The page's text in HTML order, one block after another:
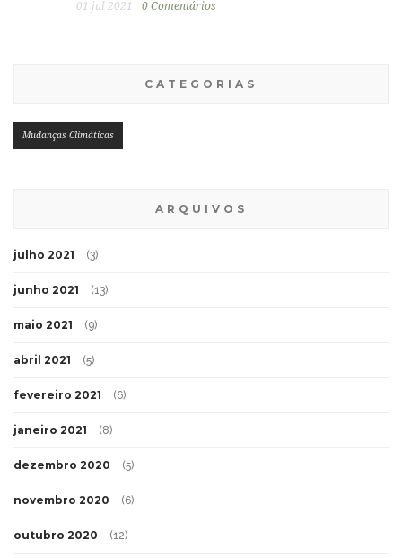
01 jul 2021 0 Comentários
CATEGORIAS
Mudanças Climáticas
ARQUIVOS
julho 2021 (3)
junho 2021 (13)
maio 2021 (9)
abril 2021 (5)
fevereiro 2021 (6)
janeiro 2021 (8)
dezembro 2020 (5)
novembro 2020 (6)
outubro 2020 (12)